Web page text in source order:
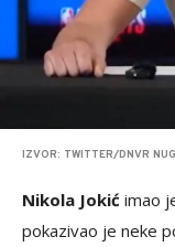
IZVOR: TWITTER/DNVR
Nikola Jokić imao
pokazivao je neke